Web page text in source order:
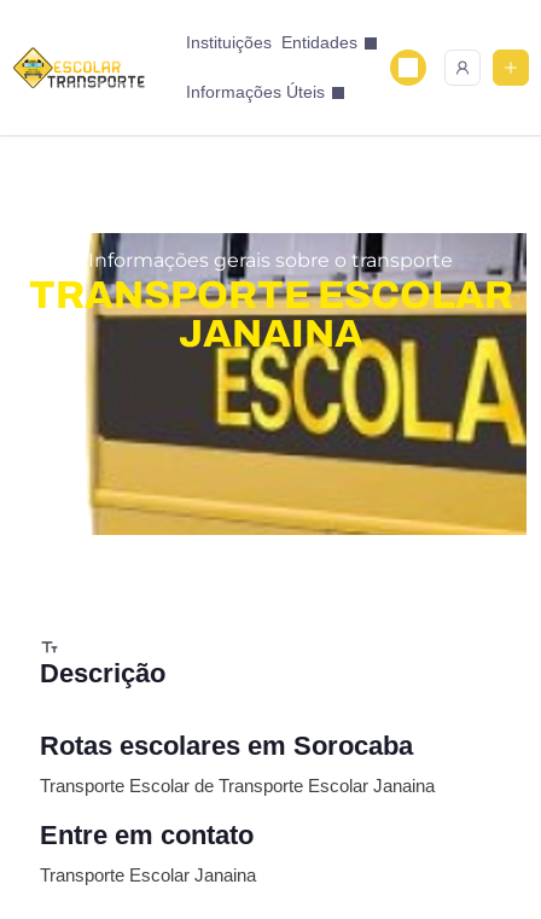
Instituições Entidades
Informações Úteis
Informações gerais sobre o transporte
TRANSPORTE ESCOLAR
JANAINA
Descrição
Rotas escolares em Sorocaba
Transporte Escolar de Transporte Escolar Janaina
Entre em contato
Transporte Escolar Janaina